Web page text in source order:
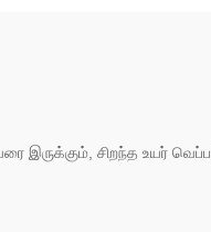
சிறந்த உயர்